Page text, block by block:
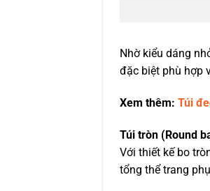
Nhờ kiểu dáng
đặc biệt phù hợp
Xem thêm: Túi
Túi tròn (Round
Với thiết kế bo
tổng thể trang